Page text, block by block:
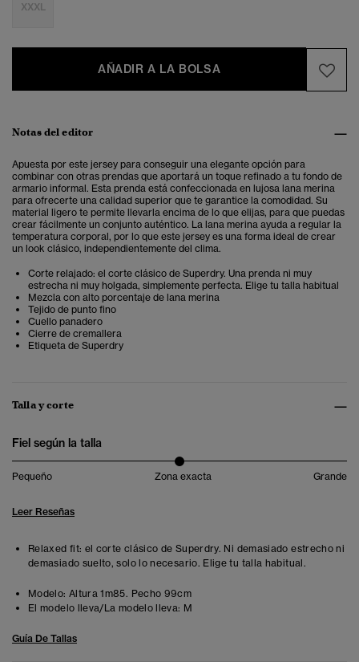
XXXL
AÑADIR A LA BOLSA
Notas del editor
Apuesta por este jersey para conseguir una elegante opción para
combinar con otras prendas que aportará un toque refinado a tu fondo de
armario informal. Esta prenda está confeccionada en lujosa lana merina
para ofrecerte una calidad superior que te garantice la comodidad. Su
material ligero te permite llevarla encima de lo que elijas, para que puedas
crear fácilmente un conjunto auténtico. La lana merina ayuda a regular la
temperatura corporal, por lo que este jersey es una forma ideal de crear
un look clásico, independientemente del clima.
Corte relajado: el corte clásico de Superdry. Una prenda ni muy
estrecha ni muy holgada, simplemente perfecta. Elige tu talla habitual
Mezcla con alto porcentaje de lana merina
Tejido de punto fino
Cuello panadero
Cierre de cremallera
Etiqueta de Superdry
Talla y corte
Fiel según la talla
Pequeño Zona exacta Grande
Leer Reseñas
Relaxed fit: el corte clásico de Superdry. Ni demasiado estrecho ni
demasiado suelto, solo lo necesario. Elige tu talla habitual.
Modelo: Altura 1m85. Pecho 99cm
El modelo lleva/La modelo lleva: M
Guía De Tallas